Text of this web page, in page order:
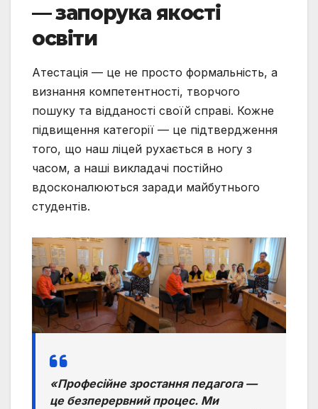
— запорука якості
освіти
Атестація — це не просто формальність, а
визнання компетентності, творчого
пошуку та відданості своїй справі. Кожне
підвищення категорії — це підтвердження
того, що наш ліцей рухається в ногу з
часом, а наші викладачі постійно
вдосконалюються заради майбутнього
студентів.
«Професійне зростання педагога —
це безперервний процес. Ми